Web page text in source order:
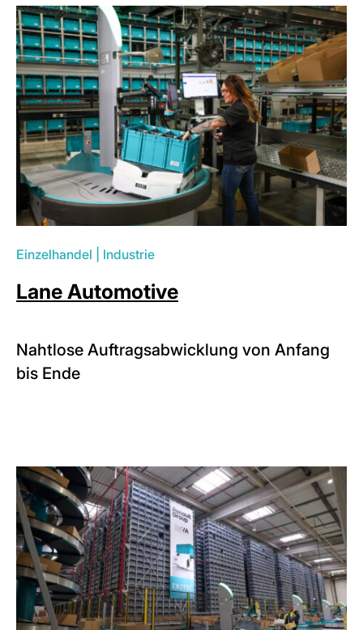
Einzelhandel Industrie
Lane Automotive
Nahtlose Auftragsabwicklung von Anfang
bis Ende